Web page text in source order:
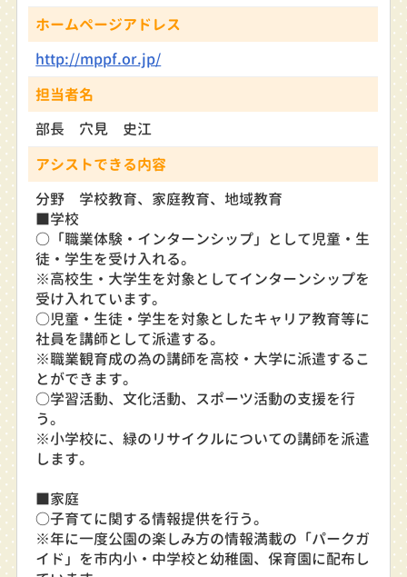
ホームページアドレス
http://mppf.or.jp/
担当者名
部長 穴見 史江
アシストできる内容
分野 学校教育、家庭教育、地域教育
■学校
○「職業体験・インターンシップ」として児童・生
徒・学生を受け入れる。
※高校生・大学生を対象としてインターンシップを
受け入れています。
○児童・生徒・学生を対象としたキャリア教育等に
社員を講師として派遣する。
※職業観育成の為の講師を高校・大学に派遣するこ
とができます。
○学習活動、文化活動、スポーツ活動の支援を行
う。
※小学校に、緑のリサイクルについての講師を派遣
します。
■家庭
○子育てに関する情報提供を行う。
※年に一度公園の楽しみ方の情報満載の「パークガ
イド」を市内小・中学校と幼稚園、保育園に配布し